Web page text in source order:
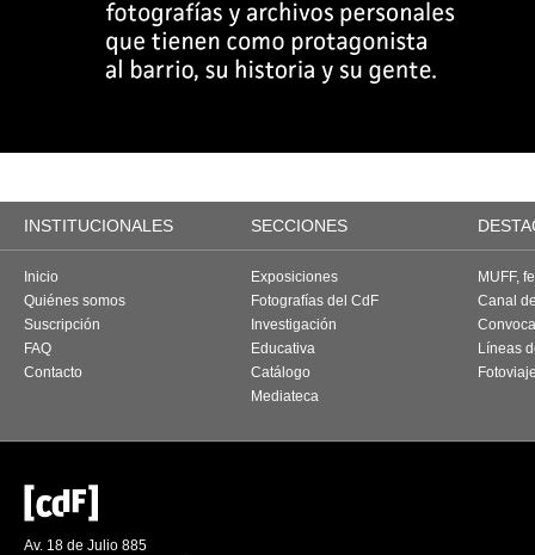
INSTITUCIONALES SECCIONES
Inicio
Quiénes somos
Suscripción
FAQ
Contacto
Exposiciones
Fotografías del CdF
Investigación
Educativa
Catálogo
Mediateca
MUFF,
Canal
Líneas
Av. 18 de Julio 885